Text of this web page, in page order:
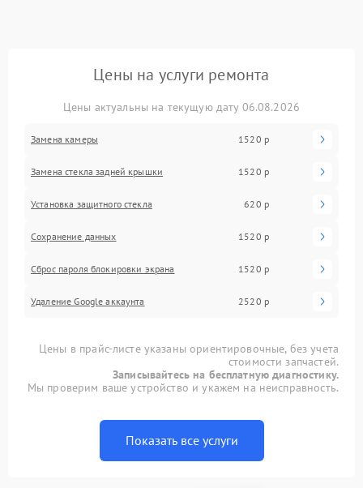
Цены на услуги ремонта
Цены актуальны на текущую дату 06.08.2026
Замена камеры 1520 р
Замена стекла задней крышки 1520 р
Установка защитного стекла 620 р
Сохранение данных 1520 р
Сброс пароля блокировки экрана 1520 р
Удаление Google аккаунта 2520 р
Цены в прайс-листе указаны ориентировочные, без учета
стоимости запчастей.
Записывайтесь на бесплатную диагностику.
Мы проверим ваше устройство и укажем на неисправность.
Показать все услуги